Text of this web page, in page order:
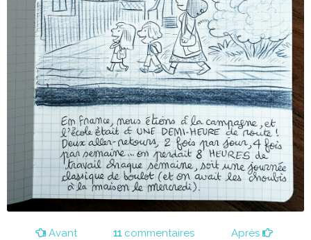
Avant 11commentaires Après